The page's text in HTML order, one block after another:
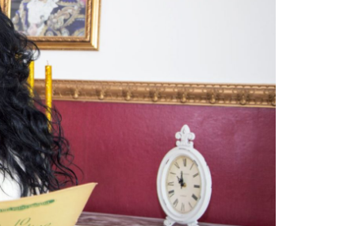
sigură, dar și cu ceva
Grand 2.2 XDi 4×4 e
exclusivistă a mărcii